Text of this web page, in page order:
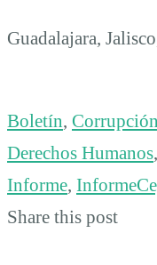
Guadalajara,
Boletín, Corrupción
Derechos Humanos,
Informe,
Share this post